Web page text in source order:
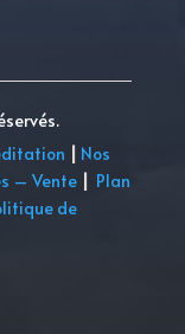
| Nos
– Vente | Plan
de